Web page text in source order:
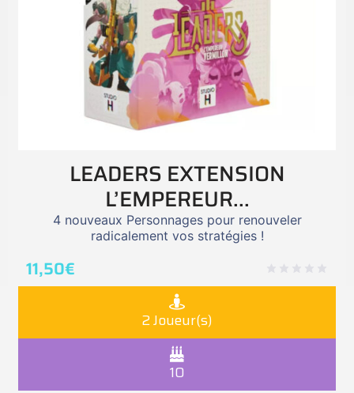
LEADERS EXTENSION
L’EMPEREUR...
4 nouveaux Personnages pour renouveler
radicalement vos stratégies !
11,50€
2 Joueur(s)
10